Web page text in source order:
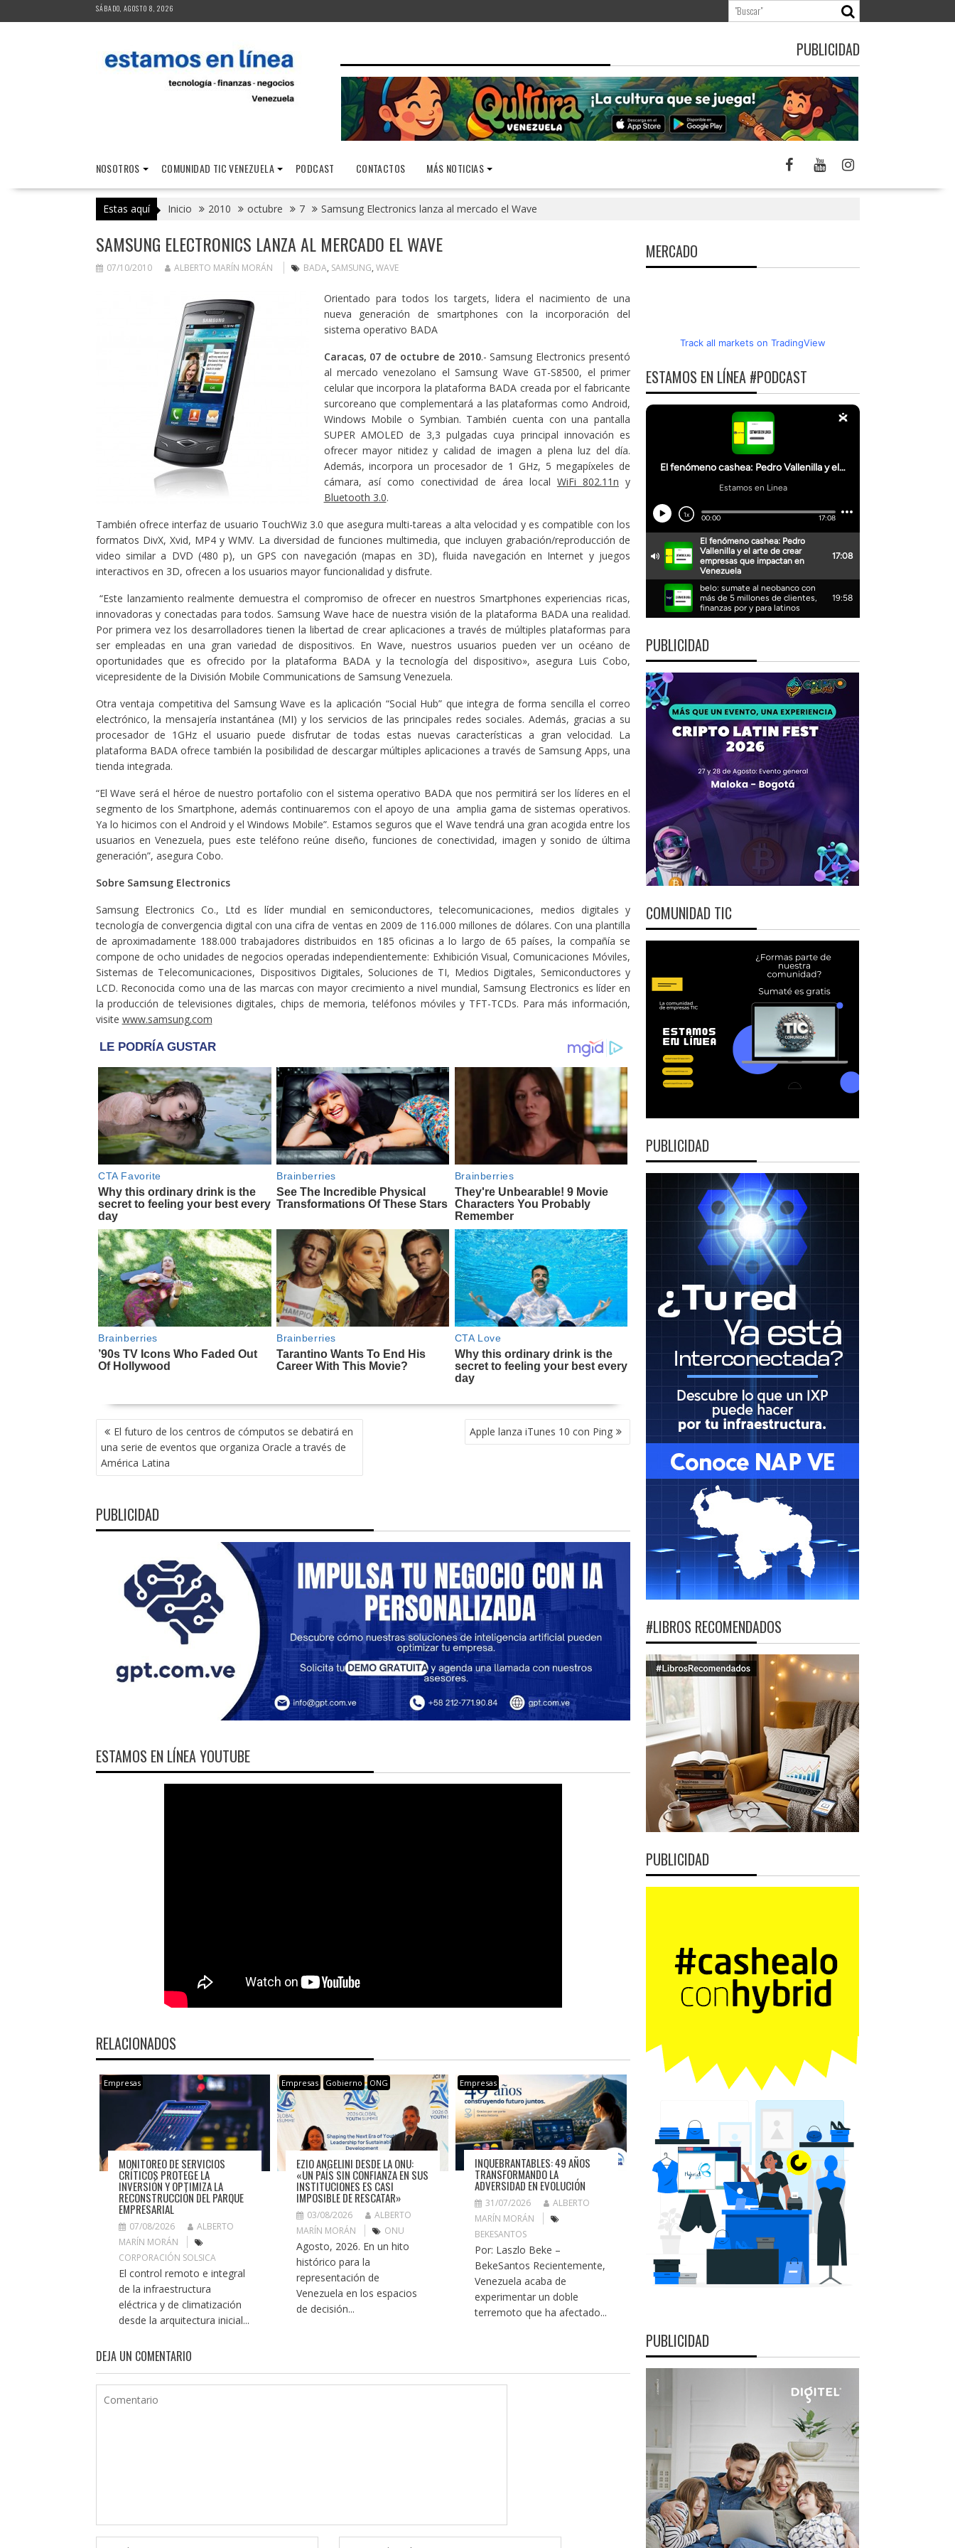
al
SÁBADO, AGOSTO 8, 2026
PUBLICIDAD
NOSOTROS COMUNIDAD TIC VENEZUELA PODCAST CONTACTOS MÁS NOTICIAS
Estas aquí Inicio 2010 octubre 7 Samsung Electronics lanza al mercado el Wave
SAMSUNG ELECTRONICS LANZA AL MERCADO EL WAVE
07/10/2010 ALBERTO MARÍN MORÁN BADA, SAMSUNG, WAVE
Orientado para todos los targets, lidera el nacimiento de una
nueva generación de smartphones con la incorporación del
sistema operativo BADA
Caracas, 07 de octubre de 2010.- Samsung Electronics presentó
al mercado venezolano el Samsung Wave GT-S8500, el primer
celular que incorpora la plataforma BADA creada por el fabricante
surcoreano que complementará a las plataformas como Android,
Windows Mobile o Symbian. También cuenta con una pantalla
SUPER AMOLED de 3,3 pulgadas cuya principal innovación es
ofrecer mayor nitidez y calidad de imagen a plena luz del día.
Además, incorpora un procesador de 1 GHz, 5 megapíxeles de
cámara, así como conectividad de área local WiFi 802.11n y
Bluetooth 3.0.
También ofrece interfaz de usuario TouchWiz 3.0 que asegura multi-tareas a alta velocidad y es compatible con los
formatos DivX, Xvid, MP4 y WMV. La diversidad de funciones multimedia, que incluyen grabación/reproducción de
video similar a DVD (480 p), un GPS con navegación (mapas en 3D), fluida navegación en Internet y juegos
interactivos en 3D, ofrecen a los usuarios mayor funcionalidad y disfrute.
“Este lanzamiento realmente demuestra el compromiso de ofrecer en nuestros Smartphones experiencias ricas,
innovadoras y conectadas para todos. Samsung Wave hace de nuestra visión de la plataforma BADA una realidad.
Por primera vez los desarrolladores tienen la libertad de crear aplicaciones a través de múltiples plataformas para
ser empleadas en una gran variedad de dispositivos. En Wave, nuestros usuarios pueden ver un océano de
oportunidades que es ofrecido por la plataforma BADA y la tecnología del dispositivo», asegura Luis Cobo,
vicepresidente de la División Mobile Communications de Samsung Venezuela.
Otra ventaja competitiva del Samsung Wave es la aplicación “Social Hub” que integra de forma sencilla el correo
electrónico, la mensajería instantánea (MI) y los servicios de las principales redes sociales. Además, gracias a su
procesador de 1GHz el usuario puede disfrutar de todas estas nuevas características a gran velocidad. La
plataforma BADA ofrece también la posibilidad de descargar múltiples aplicaciones a través de Samsung Apps, una
tienda integrada.
“El Wave será el héroe de nuestro portafolio con el sistema operativo BADA que nos permitirá ser los líderes en el
segmento de los Smartphone, además continuaremos con el apoyo de una amplia gama de sistemas operativos.
Ya lo hicimos con el Android y el Windows Mobile”. Estamos seguros que el Wave tendrá una gran acogida entre los
usuarios en Venezuela, pues este teléfono reúne diseño, funciones de conectividad, imagen y sonido de última
generación”, asegura Cobo.
Sobre Samsung Electronics
Samsung Electronics Co., Ltd es líder mundial en semiconductores, telecomunicaciones, medios digitales y
tecnología de convergencia digital con una cifra de ventas en 2009 de 116.000 millones de dólares. Con una plantilla
de aproximadamente 188.000 trabajadores distribuidos en 185 oficinas a lo largo de 65 países, la compañía se
compone de ocho unidades de negocios operadas independientemente: Exhibición Visual, Comunicaciones Móviles,
Sistemas de Telecomunicaciones, Dispositivos Digitales, Soluciones de TI, Medios Digitales, Semiconductores y
LCD. Reconocida como una de las marcas con mayor crecimiento a nivel mundial, Samsung Electronics es líder en
la producción de televisiones digitales, chips de memoria, teléfonos móviles y TFT-TCDs. Para más información,
visite www.samsung.com
NAVEGACIÓN
DE
ENTRADAS
El futuro de los centros de cómputos se debatirá en
una serie de eventos que organiza Oracle a través de
América Latina
Apple lanza iTunes 10 con Ping
PUBLICIDAD
ESTAMOS EN LÍNEA YOUTUBE
RELACIONADOS
Empresas
MONITOREO DE SERVICIOS
CRÍTICOS PROTEGE LA
INVERSIÓN Y OPTIMIZA LA
RECONSTRUCCIÓN DEL PARQUE
EMPRESARIAL
07/08/2026
ALBERTO
MARÍN MORÁN
CORPORACIÓN SOLSICA
El control remoto e integral
de la infraestructura
eléctrica y de climatización
desde la arquitectura inicial...
Empresas Gobierno ONG
EZIO ANGELINI DESDE LA ONU:
«UN PAÍS SIN CONFIANZA EN SUS
INSTITUCIONES ES CASI
IMPOSIBLE DE RESCATAR»
03/08/2026
ALBERTO
MARÍN MORÁN
ONU
Agosto, 2026. En un hito
histórico para la
representación de
Venezuela en los espacios
de decisión...
Empresas
INQUEBRANTABLES: 49 AÑOS
TRANSFORMANDO LA
ADVERSIDAD EN EVOLUCIÓN
31/07/2026
ALBERTO
MARÍN MORÁN
BEKESANTOS
Por: Laszlo Beke –
BekeSantos Recientemente,
Venezuela acaba de
experimentar un doble
terremoto que ha afectado...
DEJA UN COMENTARIO
MERCADO
Track all markets on TradingView
ESTAMOS EN LÍNEA #PODCAST
PUBLICIDAD
COMUNIDAD TIC
PUBLICIDAD
#LIBROS RECOMENDADOS
PUBLICIDAD
PUBLICIDAD